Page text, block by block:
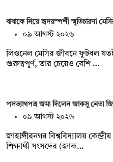
বাবাকে নিয়ে হৃদয়স্পর্শী স্মৃতিচারণা
০৯ আগস্ট ২০২৬
লিওনেল মেসির জীবনে ফুটবল
গুরুত্বপূর্ণ, তার চেয়েও বেশি …
পদত্যাগপত্র জমা দিলেন জাকসু নেতা
০৯ আগস্ট ২০২৬
জাহাঙ্গীরনগর বিশ্ববিদ্যালয় কেন্দ্রীয়
শিক্ষার্থী সংসদের (জাক…